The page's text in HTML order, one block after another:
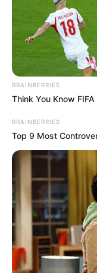
BRAINBERRIES
Think You Know
BRAINBERRIES
Top 9 Most